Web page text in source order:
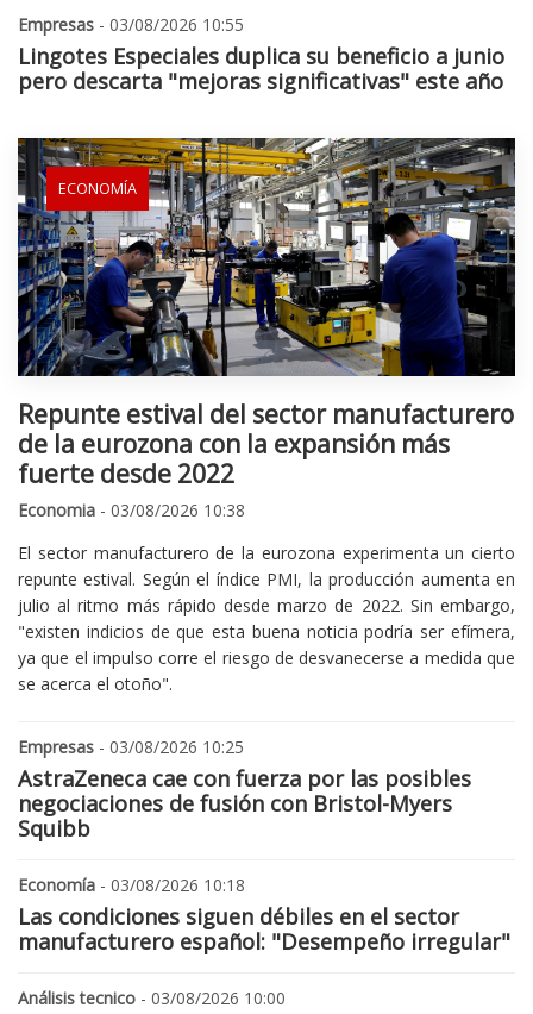
Empresas - 03/08/2026 10:55
Lingotes Especiales duplica su beneficio a junio
pero descarta "mejoras significativas" este año
ECONOMÍA
Repunte estival del sector manufacturero
de la eurozona con la expansión más
fuerte desde 2022
Economia - 03/08/2026 10:38
El sector manufacturero de la eurozona experimenta un cierto
repunte estival. Según el índice PMI, la producción aumenta en
julio al ritmo más rápido desde marzo de 2022. Sin embargo,
"existen indicios de que esta buena noticia podría ser efímera,
ya que el impulso corre el riesgo de desvanecerse a medida que
se acerca el otoño".
Empresas - 03/08/2026 10:25
AstraZeneca cae con fuerza por las posibles
negociaciones de fusión con Bristol-Myers
Squibb
Economía - 03/08/2026 10:18
Las condiciones siguen débiles en el sector
manufacturero español: "Desempeño irregular"
Análisis tecnico - 03/08/2026 10:00